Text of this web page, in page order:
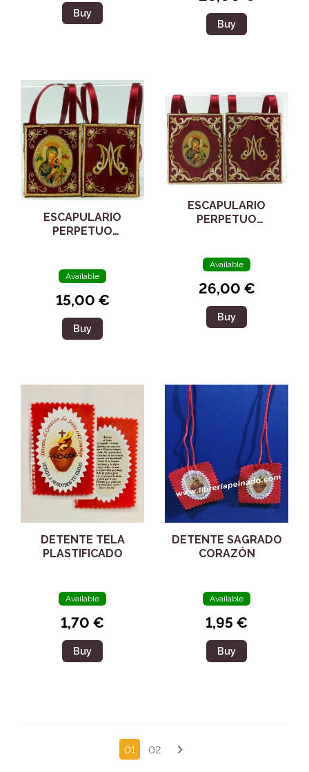
Buy
Buy
ESCAPULARIO
PERPETUO
Available
15,00 €
Buy
ESCAPULARIO
PERPETUO
Available
26,00 €
Buy
DETENTE TELA
PLASTIFICADO
Available
1,70 €
Buy
DETENTE SAGRADO
CORAZÓN
Available
1,95 €
Buy
01 02